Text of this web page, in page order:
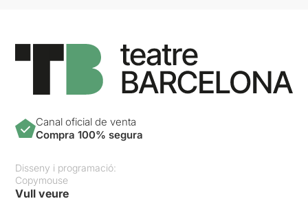
Canal oficial de venta
Compra 100% segura
Disseny i programació:
Copymouse
Vull veure